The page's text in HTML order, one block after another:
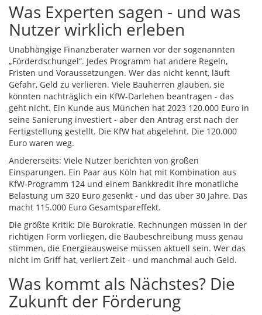
Was Experten sagen - und was
Nutzer wirklich erleben
Unabhängige Finanzberater warnen vor der sogenannten
„Förderdschungel“. Jedes Programm hat andere Regeln,
Fristen und Voraussetzungen. Wer das nicht kennt, läuft
Gefahr, Geld zu verlieren. Viele Bauherren glauben, sie
könnten nachträglich ein KfW-Darlehen beantragen - das
geht nicht. Ein Kunde aus München hat 2023 120.000 Euro in
seine Sanierung investiert - aber den Antrag erst nach der
Fertigstellung gestellt. Die KfW hat abgelehnt. Die 120.000
Euro waren weg.
Andererseits: Viele Nutzer berichten von großen
Einsparungen. Ein Paar aus Köln hat mit Kombination aus
KfW-Programm 124 und einem Bankkredit ihre monatliche
Belastung um 320 Euro gesenkt - und das über 30 Jahre. Das
macht 115.000 Euro Gesamtspareffekt.
Die größte Kritik: Die Bürokratie. Rechnungen müssen in der
richtigen Form vorliegen, die Baubeschreibung muss genau
stimmen, die Energieausweise müssen aktuell sein. Wer das
nicht im Griff hat, verliert Zeit - und manchmal auch Geld.
Was kommt als Nächstes? Die
Zukunft der Förderung